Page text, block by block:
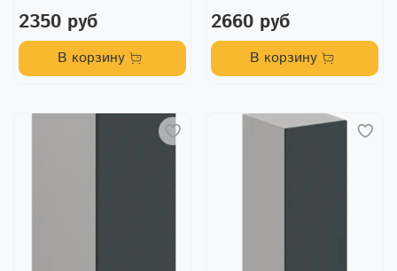
2350 руб
В корзину
2660 руб
В корзину